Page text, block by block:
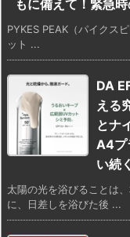
もに備えて！緊急
PYKES PEAK（パイクス
ット ...
DA
える
とナ
A4プ
い続
太陽の光を浴びることは
に、日差しを浴びた後 ...